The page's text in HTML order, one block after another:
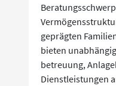
geprägten
bieten
betreuung,
Dienstleistungen